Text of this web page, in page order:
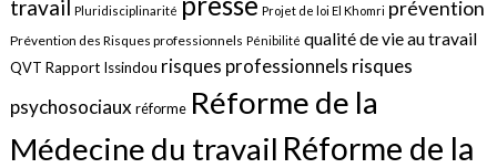
travail Pluridisciplinarité Projet de loi El Khomri prévention
Prévention des Risques professionnels Pénibilité qualité de vie au travail
QVT Rapport Issindou risques professionnels risques
psychosociaux réforme Réforme de la
Médecine du travail Réforme de la